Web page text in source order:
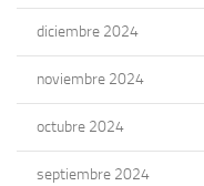
diciembre 2024
noviembre 2024
octubre 2024
septiembre 2024